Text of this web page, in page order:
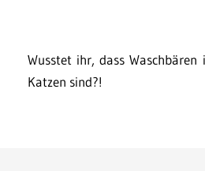
Wusstet ihr, dass Waschbären
Katzen sind?!